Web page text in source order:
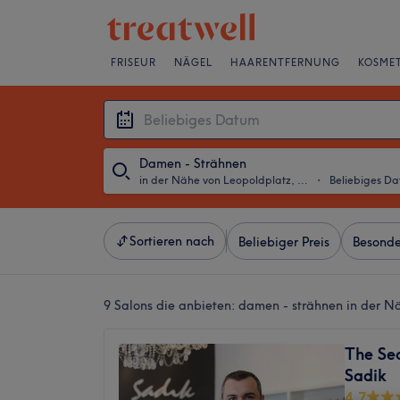
FRISEUR NÄGEL HAARENTFERNUNG
Damen - Strähnen
in der Nähe von Leopoldplatz, Berlin ・ Beliebiges
Sortieren nach Beliebiger Preis
9 Salons die anbieten: damen - strähnen in der
The
Sadik